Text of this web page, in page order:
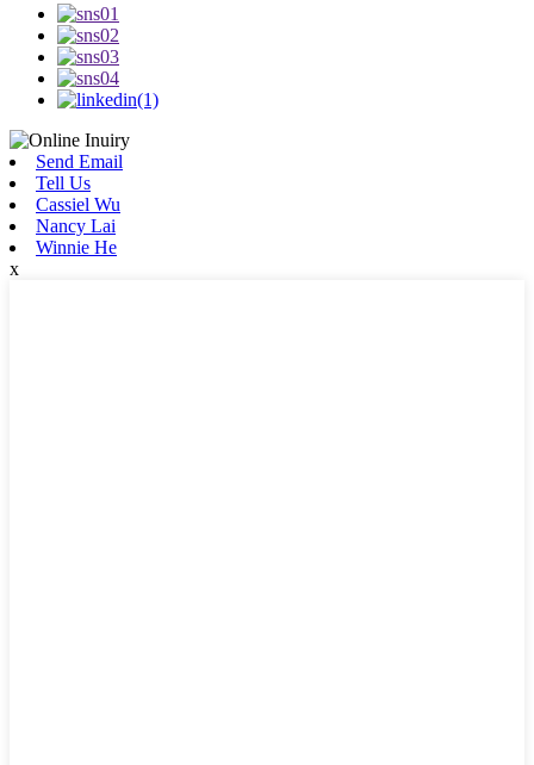
Send Email
Tell Us
Cassiel Wu
Nancy Lai
Winnie He
x